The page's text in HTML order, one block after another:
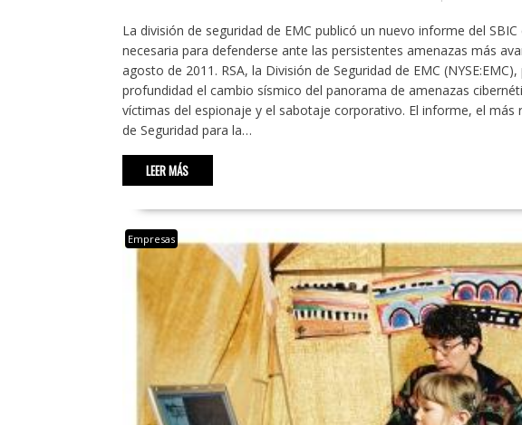
La división de seguridad de EMC publicó un nuevo informe del
necesaria para defenderse ante las persistentes amenazas más
agosto de 2011. RSA, la División de Seguridad de EMC
profundidad el cambio sísmico del panorama de amenazas
víctimas del espionaje y el sabotaje corporativo. El informe, el
de Seguridad para la…
LEER MÁS
Empresas